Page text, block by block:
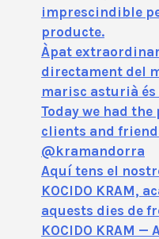
imprescindible
producte.
Àpat
directament del
marisc asturià
Today we had
clients and
@kramandorra
Aquí tens el
KOCIDO KRAM,
aquests dies de
KOCIDO KRAM